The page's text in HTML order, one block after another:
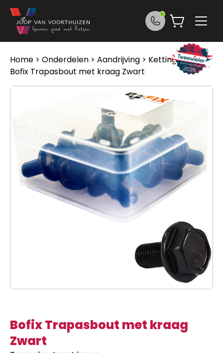
Ga naar de inhoud
Home > Onderdelen > Aandrijving > Kettingen>
Bofix Trapasbout met kraag Zwart
Bofix Trapasbout met kraag
Zwart